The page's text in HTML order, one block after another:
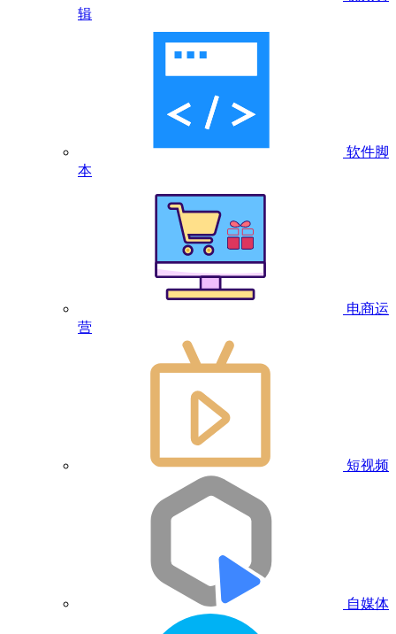
辑
软件脚
本
电商运
营
短视频
自媒体